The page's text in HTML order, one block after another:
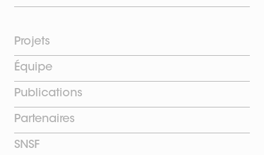
Projets
Équipe
Publications
Partenaires
SNSF